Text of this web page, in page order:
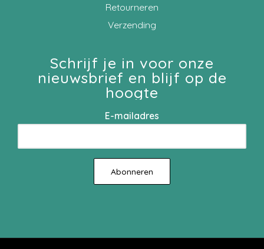
Retourneren
Verzending
Schrijf je in voor onze
nieuwsbrief en blijf op de
hoogte
E-mailadres